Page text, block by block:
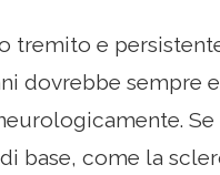
tremito e
dovrebbe sempre
Se
base, come la